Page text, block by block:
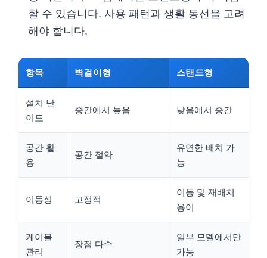
할 수 있습니다. 사용 패턴과 생활 동선을 고려
해야 합니다.
항목 벽걸이형 스탠드형
설치 난
이도
중간에서 높음 낮음에서 중간
공간 활
용
공간 절약
유연한 배치 가
능
이동성 고정적
이동 및 재배치
용이
케이블
관리
장점 다수
일부 모델에서만
가능